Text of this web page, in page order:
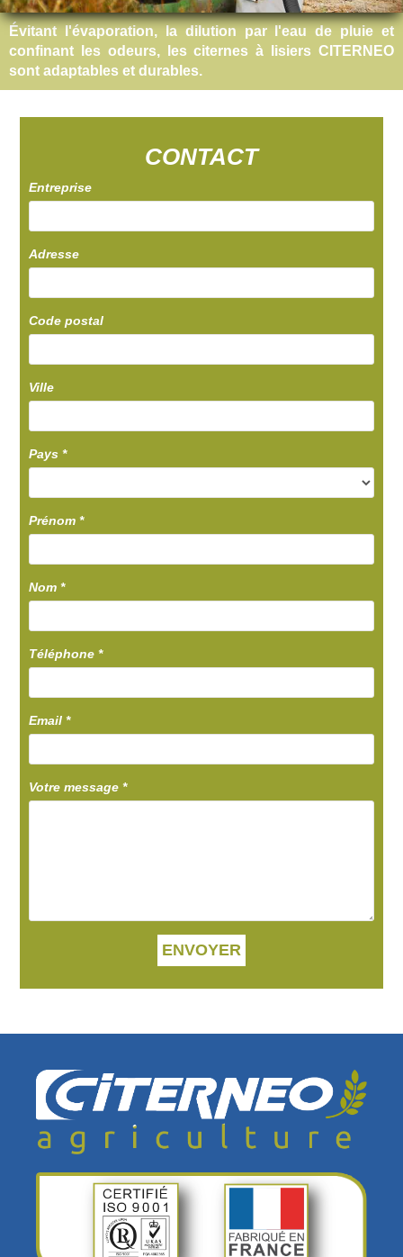
Évitant l'évaporation, la dilution par l'eau de pluie et
confinant les odeurs, les citernes à lisiers CITERNEO
sont adaptables et durables.
CONTACT
Entreprise
Adresse
Code postal
Ville
Pays*
Prénom*
Nom*
Téléphone*
Email*
Votre message*
ENVOYER